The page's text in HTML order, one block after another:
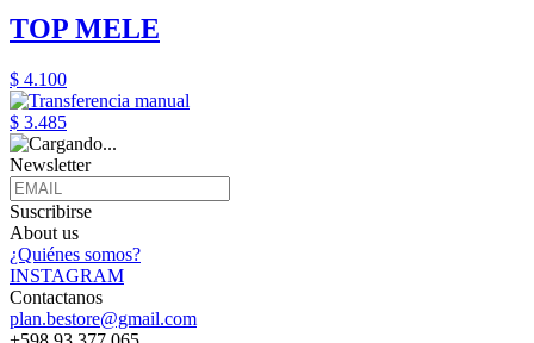
TOP MELE
$ 4.100
$ 3.485
Newsletter
Suscribirse
About us
¿Quiénes somos?
INSTAGRAM
Contactanos
plan.bestore@gmail.com